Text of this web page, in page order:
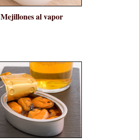
Mejillones al vapor